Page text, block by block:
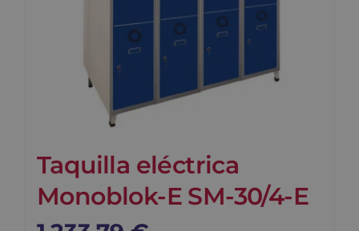
Taquilla eléctrica
Monoblok-E SM-30/4-E